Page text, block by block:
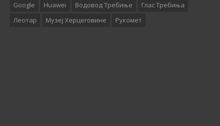
Google Huawei Водовод Требиње
Глас Требиња
Леотар
Музеј Херцеговине Рукомет